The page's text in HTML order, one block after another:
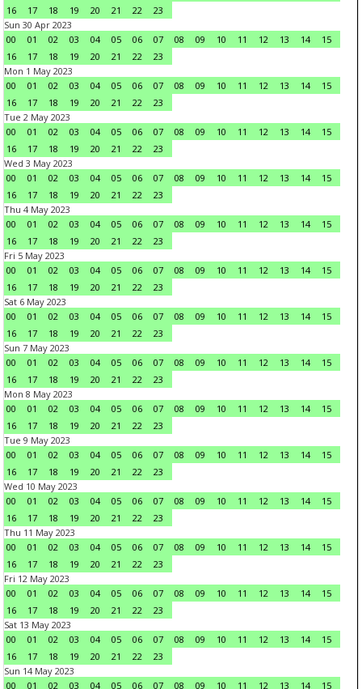
16
17 18 19 20 21 22
23
Sun 30 Apr 2023
00
01 02 03 04 05 06 07 08 09 10 11 12 13 14
15
16
17 18 19 20 21 22
23
Mon 1 May 2023
00
01 02 03 04 05 06 07 08 09 10 11 12 13 14
15
16
17 18 19 20 21 22
23
Tue 2 May 2023
00
01 02 03 04 05 06 07 08 09 10 11 12 13 14
15
16
17 18 19 20 21 22
23
Wed 3 May 2023
00
01 02 03 04 05 06 07 08 09 10 11 12 13 14
15
16
17 18 19 20 21 22
23
Thu 4 May 2023
00
01 02 03 04 05 06 07 08 09 10 11 12 13 14
15
16
17 18 19 20 21 22
23
Fri 5 May 2023
00
01 02 03 04 05 06 07 08 09 10 11 12 13 14
15
16
17 18 19 20 21 22
23
Sat 6 May 2023
00
01 02 03 04 05 06 07 08 09 10 11 12 13 14
15
16
17 18 19 20 21 22
23
Sun 7 May 2023
00
01 02 03 04 05 06 07 08 09 10 11 12 13 14
15
16
17 18 19 20 21 22
23
Mon 8 May 2023
00
01 02 03 04 05 06 07 08 09 10 11 12 13 14
15
16
17 18 19 20 21 22
23
Tue 9 May 2023
00
01 02 03 04 05 06 07 08 09 10 11 12 13 14
15
16
17 18 19 20 21 22
23
Wed 10 May 2023
00
01 02 03 04 05 06 07 08 09 10 11 12 13 14
15
16
17 18 19 20 21 22
23
Thu 11 May 2023
00
01 02 03 04 05 06 07 08 09 10 11 12 13 14
15
16
17 18 19 20 21 22
23
Fri 12 May 2023
00
01 02 03 04 05 06 07 08 09 10 11 12 13 14
15
16
17 18 19 20 21 22
23
Sat 13 May 2023
00
01 02 03 04 05 06 07 08 09 10 11 12 13 14
15
16
17 18 19 20 21 22
23
Sun 14 May 2023
00
01 02 03 04 05 06 07 08 09 10 11 12 13 14 15